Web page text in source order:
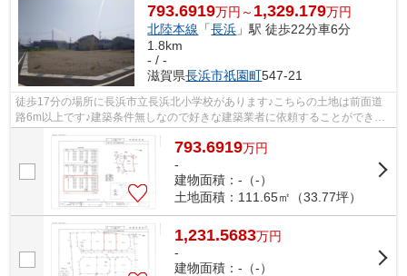
793.6919万円～ 1,329.179万円
北陸本線 「長浜 」駅 徒歩22分車6分
1.8km
- / -
滋賀県長浜市祇園町547-21
徒歩17分の場所に長浜市立長浜北小学校があります♪こちらの土地は前面道
路6m以上です♪建築条件無しなので好きな建築業者に依頼することができま
す♪土地を買うなら、北陸本線長浜近辺も...
793.6919万円
-
建物面積：-（-）
土地面積：111.65㎡（33.77坪）
1,231.5683万円
-
建物面積：-（-）